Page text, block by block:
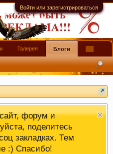
Войти или зарегистрироваться
форум и
поделитесь
закладках. Тем
:) Спасибо!
Галерея Блоги